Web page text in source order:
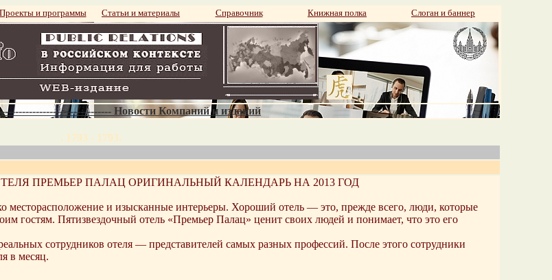
Проекты и программы Статьи и материалы Справочник Книжная полка Слоган и баннер
Новости Компаний и изданий
. 1793 - 1793.
ПРЕМЬЕР ПАЛАЦ ОРИГИНАЛЬНЫЙ КАЛЕНДАРЬ НА 2013 ГОД
месторасположение и изысканные интерьеры. Хороший отель — это, прежде всего, люди, которые
гостям. Пятизвездочный отель «Премьер Палац» ценит своих людей и понимает, что это его
сотрудников отеля — представителей самых разных профессий. После этого сотрудники
в месяц.